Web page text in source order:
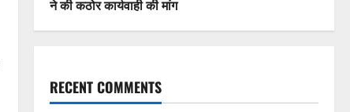
ने की कठोर कार्यवाही की मांग
RECENT COMMENTS